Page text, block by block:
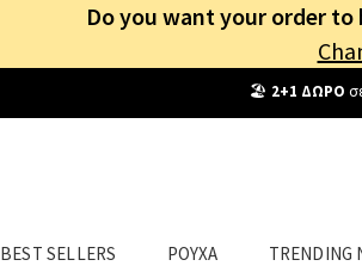
Do you want your order to
Δωρεάν Μεταφορικά
BEST SELLERS ΡΟΥΧΑ TRENDING